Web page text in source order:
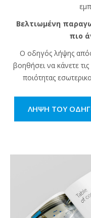
Βελτιωμένη
πιο
Ο οδηγός λήψης
βοηθήσει να κάνετε
ποιότητας
ΛΉΨΗ ΤΟΥ